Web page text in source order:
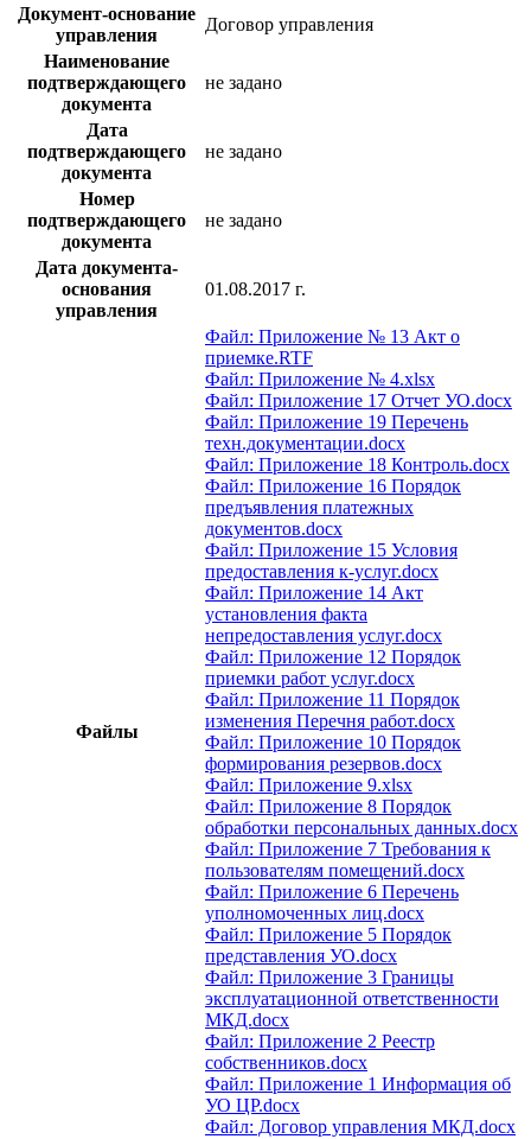
Документ-основание
управления
Договор управления
Наименование
подтверждающего
документа
не задано
Дата
подтверждающего
документа
не задано
Номер
подтверждающего
документа
не задано
Дата документа-
основания
управления
01.08.2017 г.
Файлы
Файл: Приложение № 13 Акт о
приемке.RTF
Файл: Приложение № 4.xlsx
Файл: Приложение 17 Отчет УО.docx
Файл: Приложение 19 Перечень
техн.документации.docx
Файл: Приложение 18 Контроль.docx
Файл: Приложение 16 Порядок
предъявления платежных
документов.docx
Файл: Приложение 15 Условия
предоставления к-услуг.docx
Файл: Приложение 14 Акт
установления факта
непредоставления услуг.docx
Файл: Приложение 12 Порядок
приемки работ услуг.docx
Файл: Приложение 11 Порядок
изменения Перечня работ.docx
Файл: Приложение 10 Порядок
формирования резервов.docx
Файл: Приложение 9.xlsx
Файл: Приложение 8 Порядок
обработки персональных данных.docx
Файл: Приложение 7 Требования к
пользователям помещений.docx
Файл: Приложение 6 Перечень
уполномоченных лиц.docx
Файл: Приложение 5 Порядок
представления УО.docx
Файл: Приложение 3 Границы
эксплуатационной ответственности
МКД.docx
Файл: Приложение 2 Реестр
собственников.docx
Файл: Приложение 1 Информация об
УО ЦР.docx
Файл: Договор управления МКД.docx